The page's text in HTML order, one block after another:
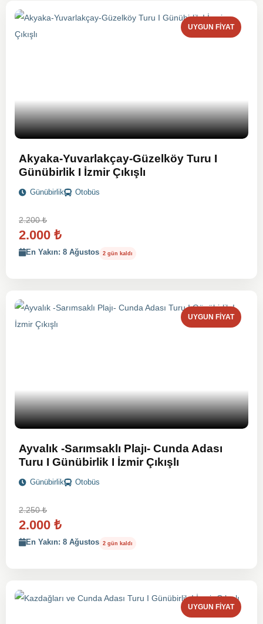
UYGUN FIYAT
Akyaka-Yuvarlakçay-Güzelköy Turu I
Günübirlik I İzmir Çıkışlı
Günübirlik Otobüs
2.200₺
2.000 ₺
En Yakın: 8 Ağustos 2 gün kaldı
UYGUN FIYAT
Ayvalık -Sarımsaklı Plajı- Cunda Adası
Turu I Günübirlik I İzmir Çıkışlı
Günübirlik Otobüs
2.250₺
2.000 ₺
En Yakın: 8 Ağustos 2 gün kaldı
UYGUN FIYAT